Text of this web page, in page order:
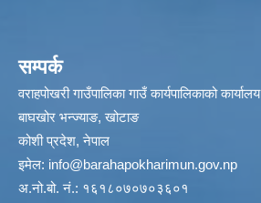
सम्पर्क
वराहपोखरी गाउँपालिका गाउँ कार्यपालिकाको कार्यालय
बाघखोर भन्ज्याङ, खोटाङ
कोशी प्रदेश, नेपाल
इमेल: info@barahapokharimun.gov.np
अ.नो.बो. नं.: १६१८०७०७०३६०१